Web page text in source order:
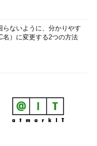
らないように、分かりやす
名）に変更する2つの方法